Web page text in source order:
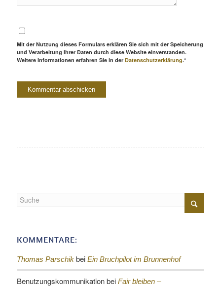
Mit der Nutzung dieses Formulars erklären Sie sich mit der Speicherung
und Verarbeitung Ihrer Daten durch diese Website einverstanden.
Weitere Informationen erfahren Sie in der Datenschutzerklärung.*
KOMMENTARE:
Thomas Parschikbei Ein Bruchpilot im Brunnenhof
Benutzungskommunikationbei Fair bleiben –